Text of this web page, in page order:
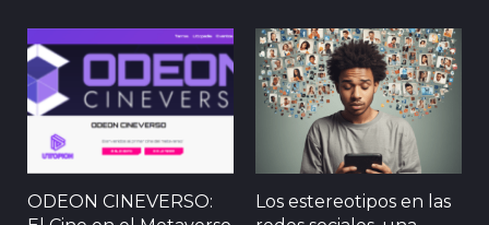
ODEON CINEVERSO:
Los estereotipos en las